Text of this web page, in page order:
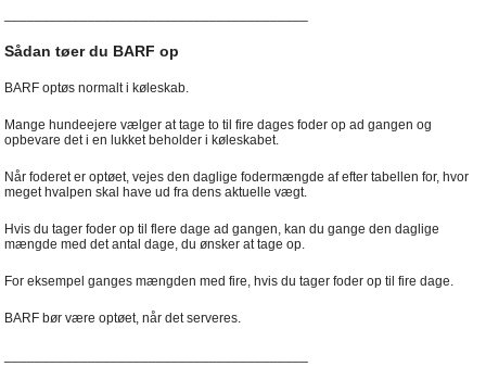
Sådan tøer du BARF op
BARF optøs normalt i køleskab.
Mange hundeejere vælger at tage to til fire dages foder op ad gangen og
opbevare det i en lukket beholder i køleskabet.
Når foderet er optøet, vejes den daglige fodermængde af efter tabellen for, hvor
meget hvalpen skal have ud fra dens aktuelle vægt.
Hvis du tager foder op til flere dage ad gangen, kan du gange den daglige
mængde med det antal dage, du ønsker at tage op.
For eksempel ganges mængden med fire, hvis du tager foder op til fire dage.
BARF bør være optøet, når det serveres.